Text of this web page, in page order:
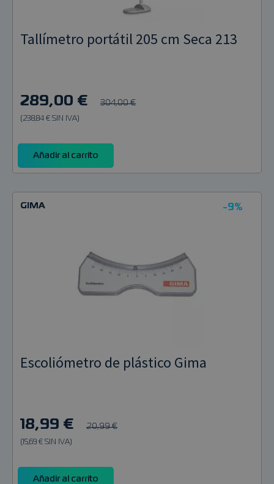
Tallímetro portátil 205 cm Seca 213
289,00 € 304,00 €
(238,84 € SIN IVA)
Añadir al carrito
GIMA -9%
Escoliómetro de plástico Gima
18,99 € 20,99 €
(15,69 € SIN IVA)
Añadir al carrito